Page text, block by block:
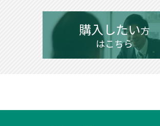
購入したい方
はこちら